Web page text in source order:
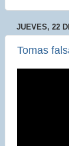
JUEVES, 22
Tomas